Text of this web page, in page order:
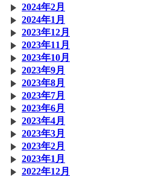
2024年2月
2024年1月
2023年12月
2023年11月
2023年10月
2023年9月
2023年8月
2023年7月
2023年6月
2023年4月
2023年3月
2023年2月
2023年1月
2022年12月